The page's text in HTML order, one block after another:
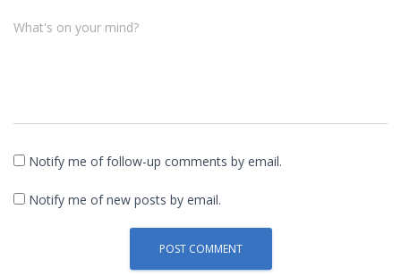
What's on your mind?
Notify me of follow-up comments by email.
Notify me of new posts by email.